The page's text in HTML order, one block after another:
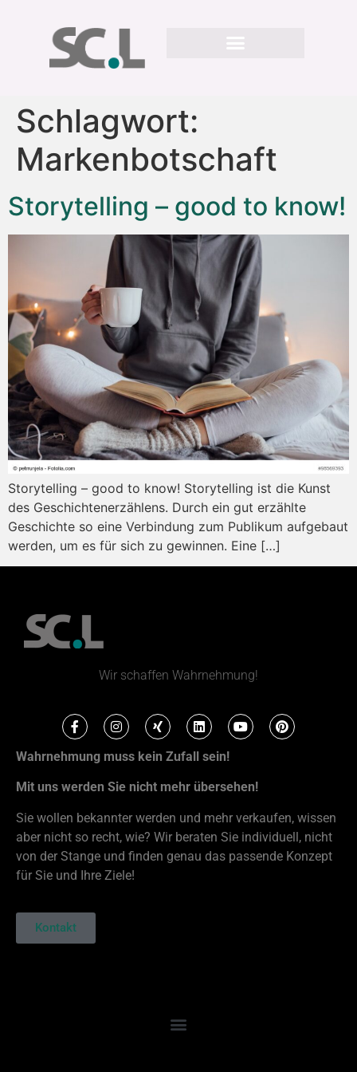
Schlagwort:
Markenbotschaft
Storytelling – good to know!
Storytelling – good to know! Storytelling ist die Kunst
des Geschichtenerzählens. Durch ein gut erzählte
Geschichte so eine Verbindung zum Publikum aufgebaut
werden, um es für sich zu gewinnen. Eine […]
Wir schaffen Wahrnehmung!
Wahrnehmung muss kein Zufall sein!
Mit uns werden Sie nicht mehr übersehen!
Sie wollen bekannter werden und mehr verkaufen, wissen
aber nicht so recht, wie? Wir beraten Sie individuell, nicht
von der Stange und finden genau das passende Konzept
für Sie und Ihre Ziele!
Kontakt